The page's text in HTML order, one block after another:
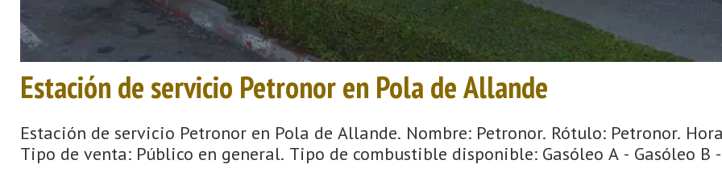
Estación de servicio Petronor en Pola de Allande
Estación de servicio Petronor en Pola de Allande. Nombre: Petronor. Rótulo: Petronor.
Tipo de venta: Público en general. Tipo de combustible disponible: Gasóleo A - Gasóleo B